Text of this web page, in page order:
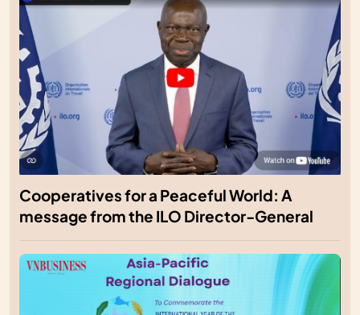
Cooperatives for a Peaceful World: A
message from the ILO Director-General